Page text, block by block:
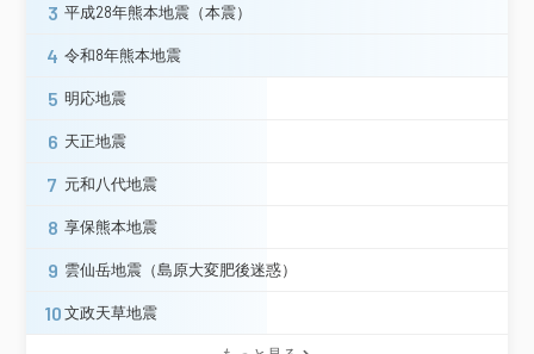
竹田市久住町＊
竹田市会々＊
宮崎県
島根県
大田市仁摩町仁万（旧）＊
3 平成28年熊本地震（本震）
4 令和8年熊本地震
5 明応地震
6 天正地震
7 元和八代地震
8 享保熊本地震
9 雲仙岳地震（島原大変肥後迷惑）
10 文政天草地震